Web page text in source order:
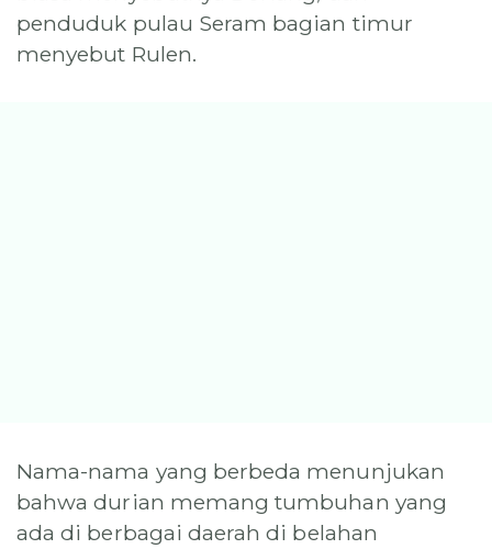
penduduk pulau Seram bagian timur
menyebut Rulen.
Nama-nama yang berbeda menunjukan
bahwa durian memang tumbuhan yang
ada di berbagai daerah di belahan